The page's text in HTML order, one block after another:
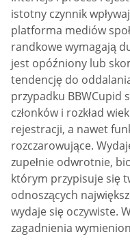
istotny czynnik
platforma mediów
randkowe wymagają
jest opóźniony lub
tendencję do
przypadku BBWCupid
członków i rozkład
rejestracji, a nawet
rozczarowujące.
zupełnie odwrotnie,
którym przypisuje się
odnoszących
wydaje się oczywiste.
zagadnienia